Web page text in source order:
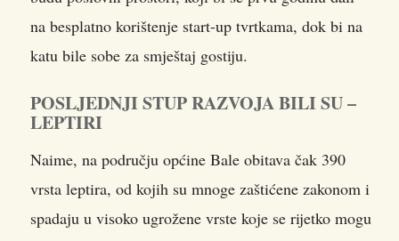
na besplatno korištenje start-up tvrtkama, dok bi na
katu bile sobe za smještaj gostiju.
POSLJEDNJI STUP RAZVOJA BILI SU –
LEPTIRI
Naime, na području općine Bale obitava čak 390
vrsta leptira, od kojih su mnoge zaštićene zakonom i
spadaju u visoko ugrožene vrste koje se rijetko mogu